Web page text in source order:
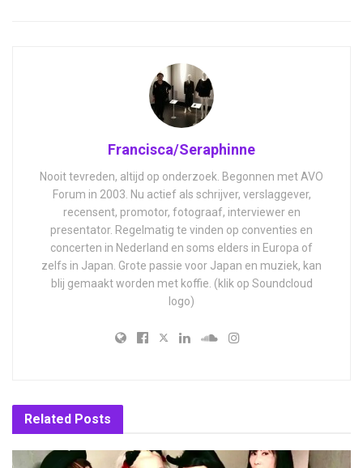
Francisca/Seraphinne
Nooit tevreden, altijd op onderzoek. Begonnen met AVO
Forum in 2003. Nu actief als schrijver, verslaggever,
recensent, promotor, fotograaf, interviewer en
presentator. Regelmatig te vinden op conventies en
concerten in Nederland en soms elders in Europa of
zelfs in Japan. Grote passie voor Japan en muziek, kan
blij gemaakt worden met koffie. (klik op Soundcloud
logo)
Related Posts